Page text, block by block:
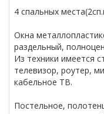
4 спальных
Окна
раздельный,
Из техники имеется
телевизор, роутер,
кабельное ТВ.
Постельное,